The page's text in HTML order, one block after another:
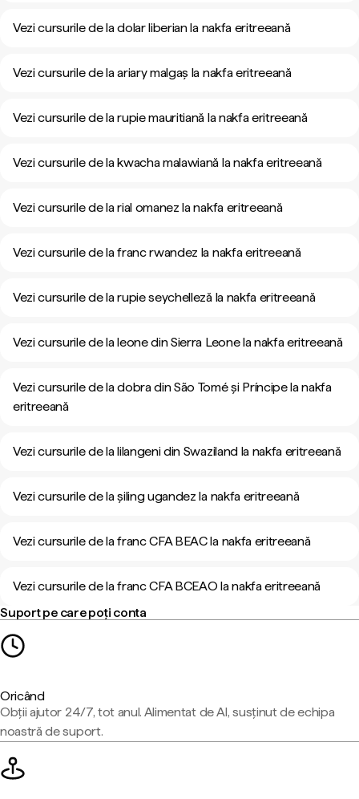
Vezi cursurile de la dolar liberian la nakfa eritreeană
Vezi cursurile de la ariary malgaș la nakfa eritreeană
Vezi cursurile de la rupie mauritiană la nakfa eritreeană
Vezi cursurile de la kwacha malawiană la nakfa eritreeană
Vezi cursurile de la rial omanez la nakfa eritreeană
Vezi cursurile de la franc rwandez la nakfa eritreeană
Vezi cursurile de la rupie seychelleză la nakfa eritreeană
Vezi cursurile de la leone din Sierra Leone la nakfa eritreeană
Vezi cursurile de la dobra din São Tomé și Príncipe la nakfa
eritreeană
Vezi cursurile de la lilangeni din Swaziland la nakfa eritreeană
Vezi cursurile de la șiling ugandez la nakfa eritreeană
Vezi cursurile de la franc CFA BEAC la nakfa eritreeană
Vezi cursurile de la franc CFA BCEAO la nakfa eritreeană
Suport pe care poți conta
Oricând
Obții ajutor 24/7, tot anul. Alimentat de AI, susținut de echipa
noastră de suport.